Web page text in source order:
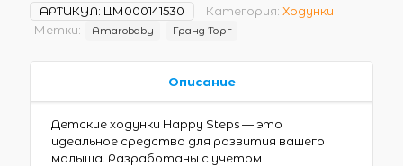
АРТИКУЛ: ЦМ000141530 Категория: Ходунки
Метки:
Amarobaby Гранд Торг
Описание
Детские ходунки Happy Steps — это
идеальное средство для развития вашего
малыша. Разработаны с учетом